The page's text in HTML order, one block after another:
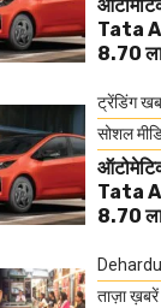
Tata
8.70
ट्रेंडिंग
सोशल
Tata
8.70
ताज़ा ख़बरें